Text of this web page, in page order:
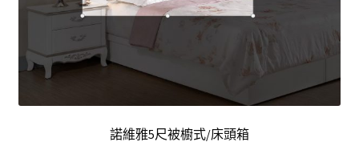
諾維雅5尺被櫥式/床頭箱